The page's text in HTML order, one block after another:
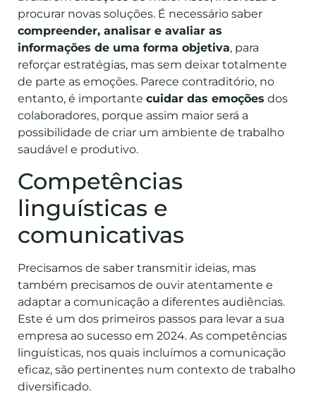
procurar novas soluções. É necessário saber
compreender, analisar e avaliar as
informações de uma forma objetiva, para
reforçar estratégias, mas sem deixar totalmente
de parte as emoções. Parece contraditório, no
entanto, é importante cuidar das emoções dos
colaboradores, porque assim maior será a
possibilidade de criar um ambiente de trabalho
saudável e produtivo.
Competências
linguísticas e
comunicativas
Precisamos de saber transmitir ideias, mas
também precisamos de ouvir atentamente e
adaptar a comunicação a diferentes audiências.
Este é um dos primeiros passos para levar a sua
empresa ao sucesso em 2024. As competências
linguísticas, nos quais incluímos a comunicação
eficaz, são pertinentes num contexto de trabalho
diversificado.